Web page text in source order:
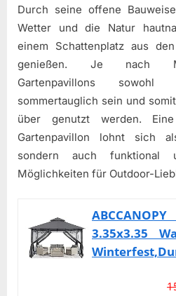
Durch seine offene
Wetter und die Natur
einem Schattenplatz aus
genießen. Je nach
Gartenpavillons
sommertauglich sein und
über genutzt werden.
Gartenpavillon lohnt sich
sondern auch funktional
Möglichkeiten für Outdoor-
3.35x3.35